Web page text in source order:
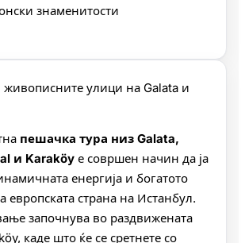
знаменитости
живописните улици на Galata и
пешачка тура низ Galata,
и Karaköy е совршен начин да ја
енергија и богатото
европската страна на Истанбул.
започнува во раздвижената
каде што ќе се сретнете со